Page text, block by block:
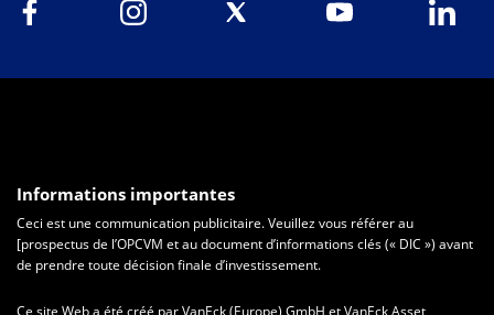
Informations importantes
Ceci est une communication publicitaire. Veuillez vous référer au
[prospectus de l’OPCVM et au document d’informations clés (« DIC ») avant
de prendre toute décision finale d’investissement.
Ce site Web a été créé par VanEck (Europe) GmbH et VanEck Asset